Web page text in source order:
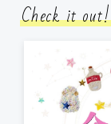
Check it out!